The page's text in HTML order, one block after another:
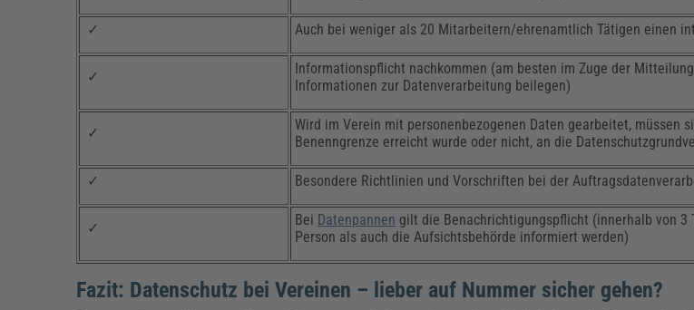
✓ Auch bei weniger als 20 Mitarbeitern/ehrenamtlich Tätigen einen
✓
Informationspflicht nachkommen (am besten im Zuge der
Informationen zur Datenverarbeitung beilegen)
✓
Wird im Verein mit personenbezogenen Daten gearbeitet, müssen
Benenngrenze erreicht wurde oder nicht, an die
✓ Besondere Richtlinien und Vorschriften bei der
✓ Bei Datenpannen gilt die Benachrichtigungspflicht (innerhalb von 3
Person als auch die Aufsichtsbehörde informiert werden)
Fazit: Datenschutz bei Vereinen – lieber auf Nummer sicher gehen?